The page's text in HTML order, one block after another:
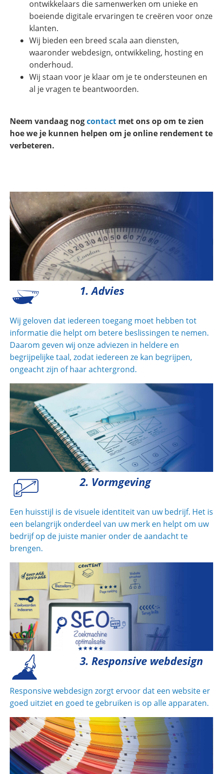
ontwikkelaars die samenwerken om unieke en
boeiende digitale ervaringen te creëren voor onze
klanten.
Wij bieden een breed scala aan diensten,
waaronder webdesign, ontwikkeling, hosting en
onderhoud.
Wij staan voor je klaar om je te ondersteunen en
al je vragen te beantwoorden.
Neem vandaag nogcontact met ons op om te zien
hoe we je kunnen helpen om je online rendement te
verbeteren.
1. Advies
Wij geloven dat iedereen toegang moet hebben tot
informatie die helpt om betere beslissingen te nemen.
Daarom geven wij onze adviezen in heldere en
begrijpelijke taal, zodat iedereen ze kan begrijpen,
ongeacht zijn of haar achtergrond.
2. Vormgeving
Een huisstijl is de visuele identiteit van uw bedrijf. Het is
een belangrijk onderdeel van uw merk en helpt om uw
bedrijf op de juiste manier onder de aandacht te
brengen.
3. Responsive webdesign
Responsive webdesign zorgt ervoor dat een website er
goed uitziet en goed te gebruiken is op alle apparaten.